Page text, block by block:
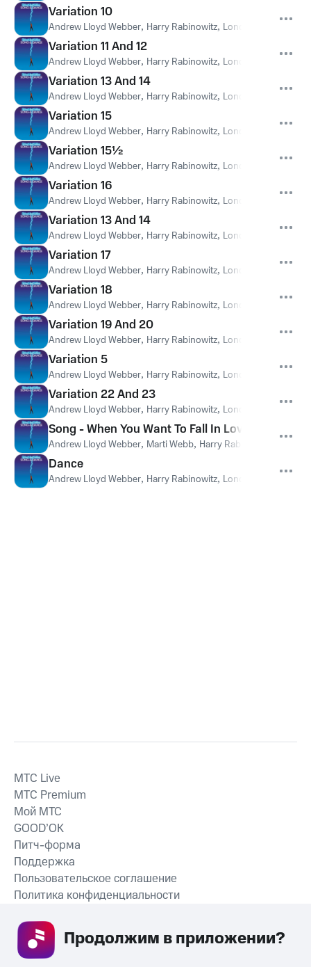
Variation 10
Andrew Lloyd Webber, Harry Rabinowitz, London
Variation 11 And 12
Andrew Lloyd Webber, Harry Rabinowitz, London
Variation 13 And 14
Andrew Lloyd Webber, Harry Rabinowitz, London
Variation 15
Andrew Lloyd Webber, Harry Rabinowitz, London
Variation 15½
Andrew Lloyd Webber, Harry Rabinowitz, London
Variation 16
Andrew Lloyd Webber, Harry Rabinowitz, London
Variation 13 And 14
Andrew Lloyd Webber, Harry Rabinowitz, London
Variation 17
Andrew Lloyd Webber, Harry Rabinowitz, London
Variation 18
Andrew Lloyd Webber, Harry Rabinowitz, London
Variation 19 And 20
Andrew Lloyd Webber, Harry Rabinowitz, London
Variation 5
Andrew Lloyd Webber, Harry Rabinowitz, London
Variation 22 And 23
Andrew Lloyd Webber, Harry Rabinowitz, London
Song - When You Want To Fall In Love
Andrew Lloyd Webber, Marti Webb, Harry Rabinowitz
Dance
Andrew Lloyd Webber, Harry Rabinowitz, London
СКАЧАТЬ ПРИЛОЖЕНИЕ
MTС Live
MTС Premium
Мой МТС
GOOD’OK
Питч-форма
Поддержка
Пользовательское соглашение
Политика конфиденциальности